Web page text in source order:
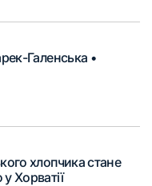
Галенська •
хлопчика стане
Хорватії